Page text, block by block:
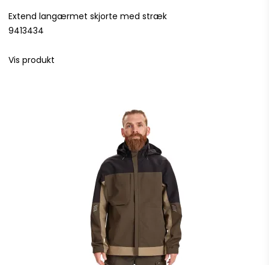
Extend langærmet skjorte med stræk
9413434
Vis produkt